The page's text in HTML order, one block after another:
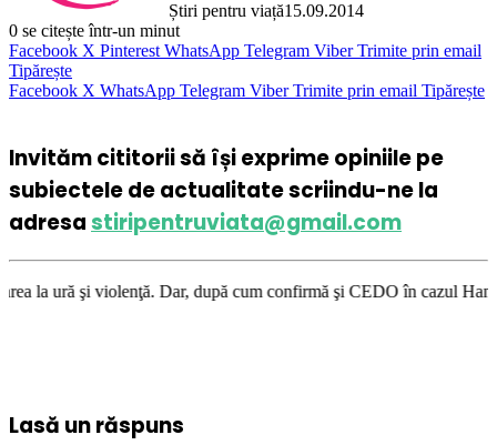
Știri pentru viață15.09.2014
0 se citește într-un minut
Facebook X Pinterest WhatsApp Telegram Viber Trimite prin email
Tipărește
Facebook X WhatsApp Telegram Viber Trimite prin email Tipărește
Invităm cititorii să își exprime opiniile pe
subiectele de actualitate scriindu-ne la
adresastiripentruviata@gmail.com
Dar, după cum confirmă şi CEDO în cazul Handyside vs. UK
Lasă un răspuns